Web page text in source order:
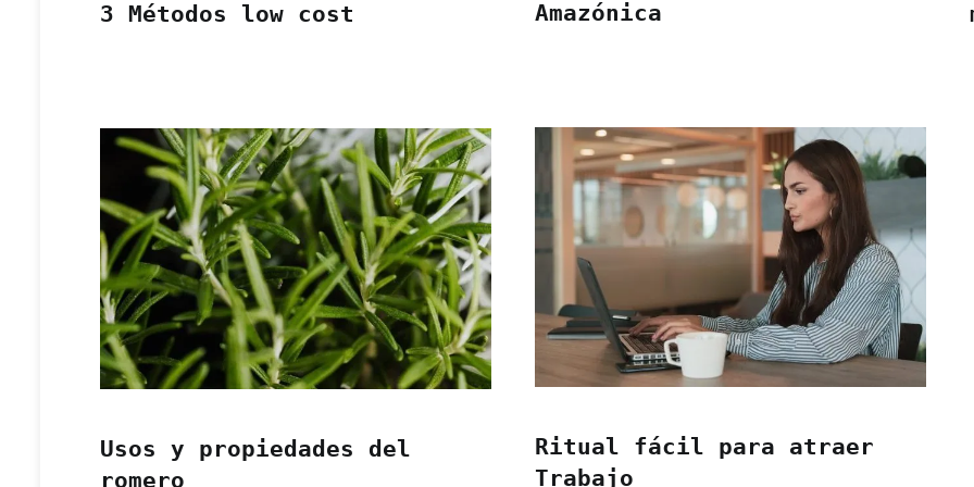
Amazónica
3 Métodos low cost
Ritual fácil para atraer
Trabajo
Usos y propiedades del
romero